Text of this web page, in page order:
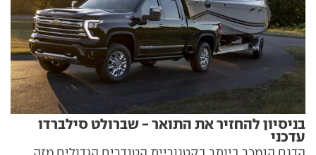
בניסיון להחזיר את התואר - שברולט סילברדו
עדכני